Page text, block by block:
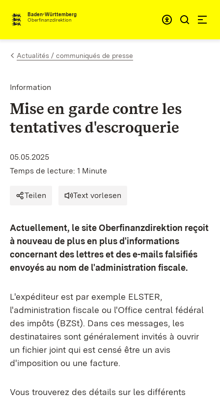
Passer au contenu
Baden-Württemberg
Oberfinanzdirektion
Actualités / communiqués de presse
Information
Mise en garde contre les
tentatives d'escroquerie
05.05.2025
Temps de lecture: 1 Minute
Teilen Text vorlesen
Actuellement, le site Oberfinanzdirektion reçoit
à nouveau de plus en plus d'informations
concernant des lettres et des e-mails falsifiés
envoyés au nom de l'administration fiscale.
L'expéditeur est par exemple ELSTER,
l'administration fiscale ou l'Office central fédéral
des impôts (BZSt). Dans ces messages, les
destinataires sont généralement invités à ouvrir
un fichier joint qui est censé être un avis
d'imposition ou une facture.
Vous trouverez des détails sur les différents